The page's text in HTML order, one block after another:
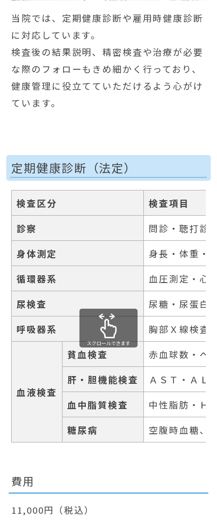
当院では、定期健康診断や雇用時健康診断
に対応しています。
検査後の結果説明、精密検査や治療が必要
な際のフォローもきめ細かく行っており、
健康管理に役立てていただけるよう心がけ
ています。
定期健康診断（法定）
検査区分
検査項目
診察
問診・聴打診
身体測定
身長・体重・
循環器系
血圧測定・心
尿検査
尿糖・尿蛋白
呼吸器系
胸部Ｘ線検査
血液検査
貧血検査
赤血球数・ヘ
肝・胆機能検査
ＡＳＴ・ＡＬ
血中脂質検査
中性脂肪・Ｈ
糖尿病
空腹時血糖、
スクロールできます
費用
11,000円（税込）